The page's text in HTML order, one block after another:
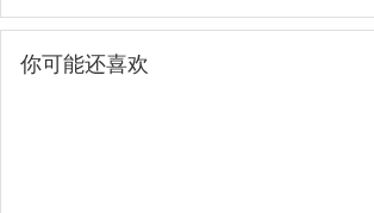
你可能还喜欢